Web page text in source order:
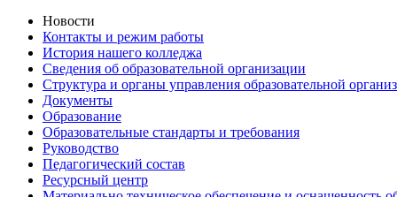
Новости
Контакты и режим работы
История нашего колледжа
Сведения об образовательной организации
Структура и органы управления образовательной
Документы
Образование
Образовательные стандарты и требования
Руководство
Педагогический состав
Ресурсный центр